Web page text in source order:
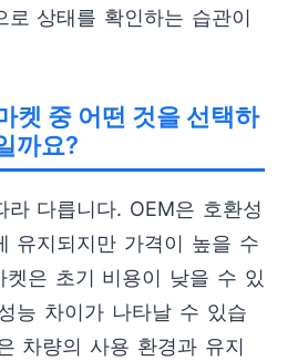
로 상태를 확인하는 습관이
켓 중 어떤 것을 선택하
까요?
라 다릅니다. OEM은 호환성
유지되지만 가격이 높을 수
켓은 초기 비용이 낮을 수 있
능 차이가 나타날 수 있습
차량의 사용 환경과 유지